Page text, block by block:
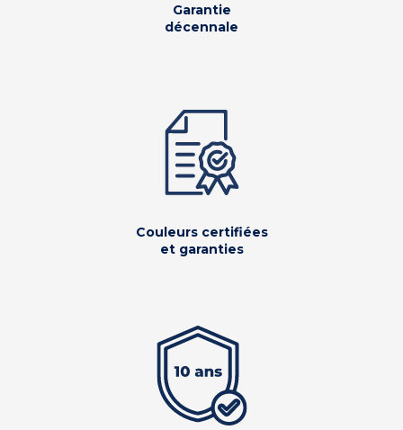
Garantie
décennale
Couleurs certifiées
et garanties